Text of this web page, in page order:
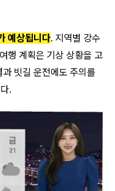
예상됩니다. 지역별 강수
행 계획은 기상 상황을 고
빗길 운전에도 주의를
.